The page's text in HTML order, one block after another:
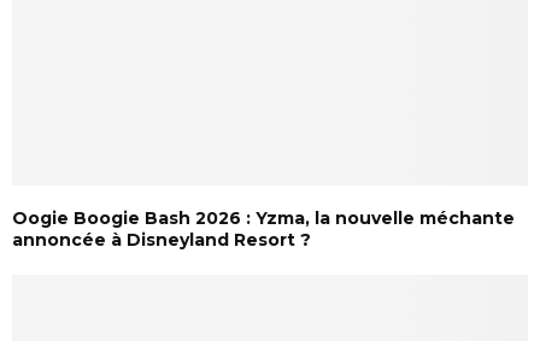
Oogie Boogie Bash 2026 : Yzma, la nouvelle méchante
annoncée à Disneyland Resort ?